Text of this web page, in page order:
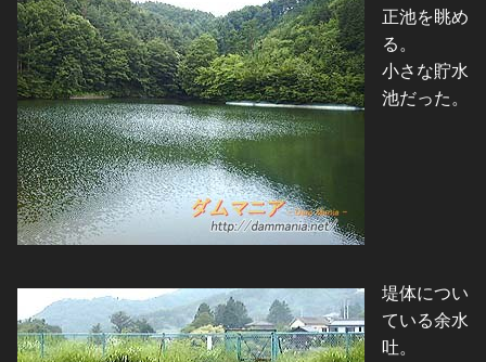
正池を眺め
る。
小さな貯水
池だった。
堤体につい
ている余水
吐。